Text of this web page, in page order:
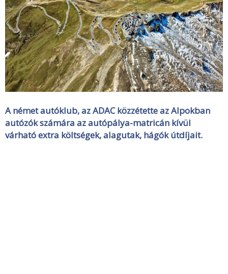
A német autóklub, az ADAC közzétette az Alpokban
autózók számára az autópálya-matricán kívül
várható extra költségek, alagutak, hágók útdíjait.